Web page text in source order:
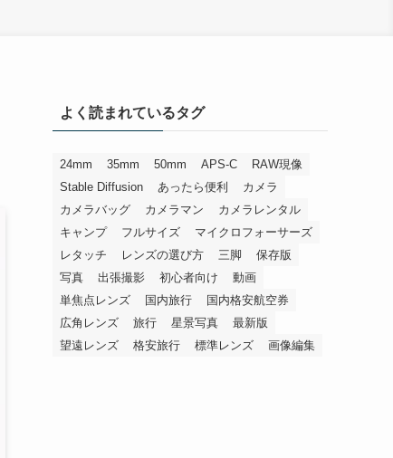
よく読まれているタグ
24mm 35mm 50mm APS-C
RAW現像
Stable Diffusion
あったら便利
カメラ
カメラバッグ
カメラマン
カメラレンタル
キャンプ
フルサイズ
マイクロフォーサーズ
レタッチ
レンズの選び方 三脚
保存版
写真
出張撮影 初心者向け
動画
単焦点レンズ
国内旅行
国内格安航空券
広角レンズ
旅行 星景写真
最新版
望遠レンズ
格安旅行 標準レンズ 画像編集